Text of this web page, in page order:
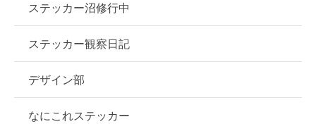
ステッカー沼修行中
ステッカー観察日記
デザイン部
なにこれステッカー